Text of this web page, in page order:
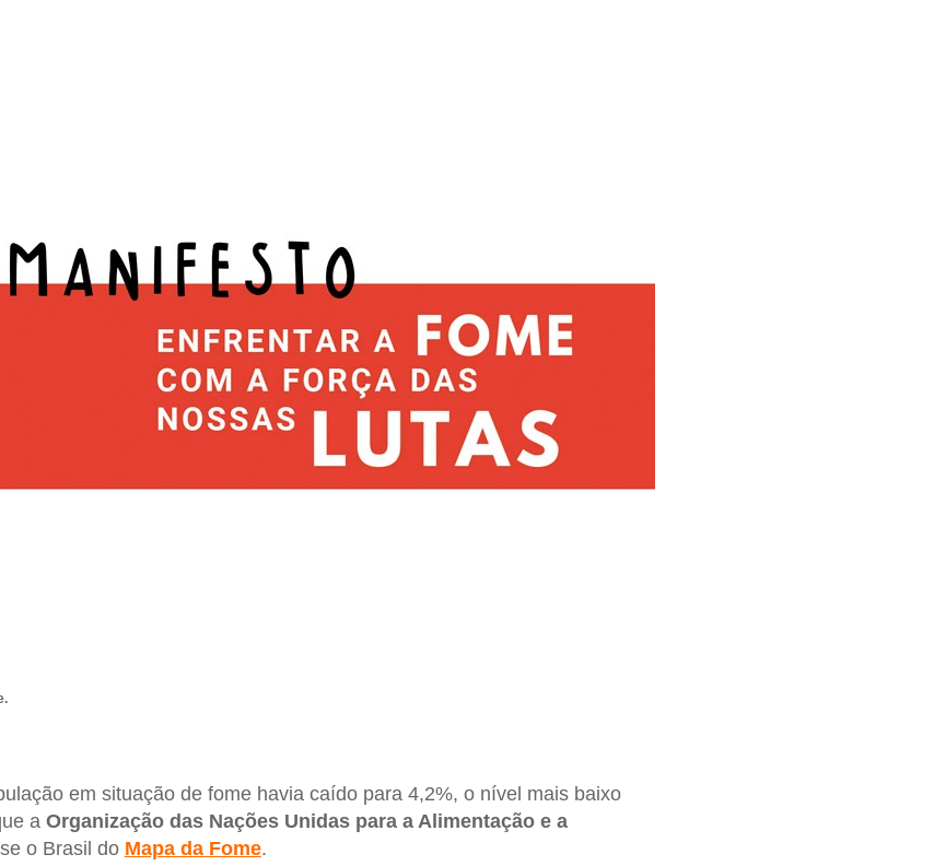
em situação de fome havia caído para 4,2%, o nível mais baixo
a Organização das Nações Unidas para a Alimentação e a
o Brasil do Mapa da Fome.